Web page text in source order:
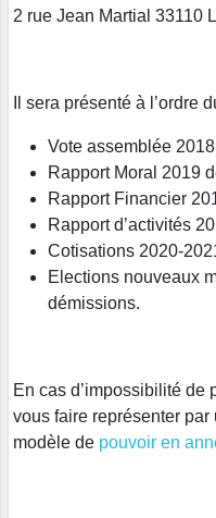
2 rue Jean Martial 33110
Il sera présenté à l’ordre
Vote assemblée 2018
Rapport Moral 2019
Rapport Financier
Rapport d’activités
Cotisations 2020-
Elections nouveaux
démissions.
En cas d’impossibilité de
vous faire représenter
modèle de pouvoir en